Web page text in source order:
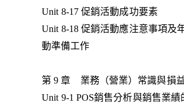
Unit 8-17 促銷活動成功要素
Unit 8-18 促銷活動應注意事項及
動準備工作
第 9 章 業務（營業）常識與損
Unit 9-1 POS銷售分析與銷售業